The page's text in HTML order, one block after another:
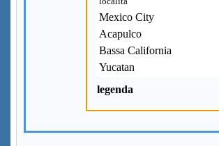
Mexico City
Acapulco
Bassa California
Yucatan
legenda